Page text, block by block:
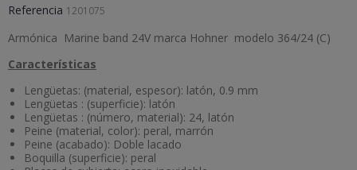
Referencia 1201075
Armónica Marine band 24V marca Hohner modelo 364/24 (C)
Características
Lengüetas: (material, espesor): latón, 0.9 mm
Lengüetas : (superficie): latón
Lengüetas : (número, material): 24, latón
Peine (material, color): peral, marrón
Peine (acabado): Doble lacado
Boquilla (superficie): peral